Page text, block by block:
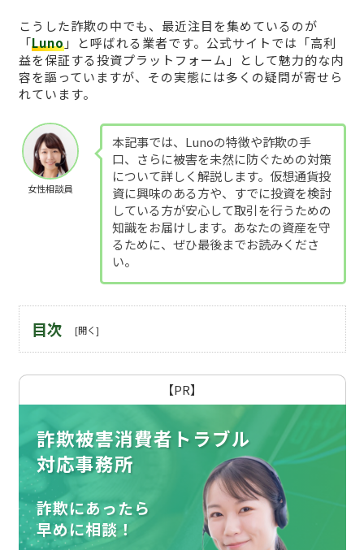
こうした詐欺の中でも、最近注目を集めているのが
「Luno」と呼ばれる業者です。公式サイトでは「高利
益を保証する投資プラットフォーム」として魅力的な内
容を謳っていますが、その実態には多くの疑問が寄せら
れています。
女性相談員
本記事では、Lunoの特徴や詐欺の手
口、さらに被害を未然に防ぐための対策
について詳しく解説します。仮想通貨投
資に興味のある方や、すでに投資を検討
している方が安心して取引を行うための
知識をお届けします。あなたの資産を守
るために、ぜひ最後までお読みくださ
い。
目次
【PR】
詐欺被害消費者トラブル
対応事務所
詐欺にあったら
早めに相談！